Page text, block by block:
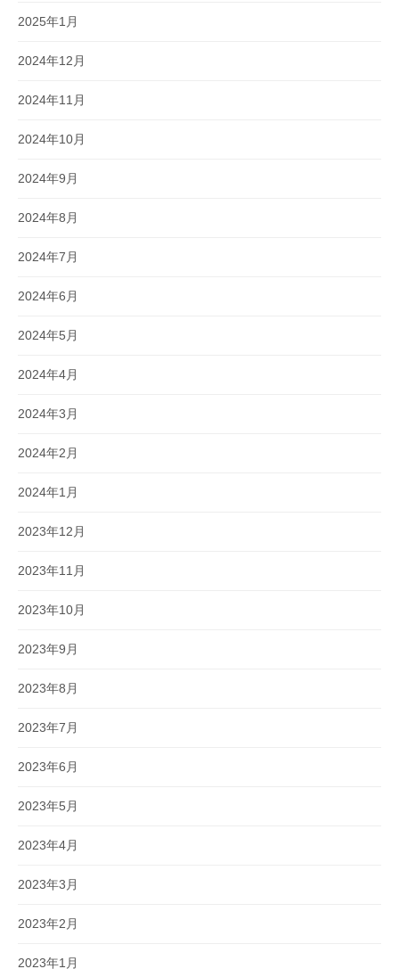
2025年1月
2024年12月
2024年11月
2024年10月
2024年9月
2024年8月
2024年7月
2024年6月
2024年5月
2024年4月
2024年3月
2024年2月
2024年1月
2023年12月
2023年11月
2023年10月
2023年9月
2023年8月
2023年7月
2023年6月
2023年5月
2023年4月
2023年3月
2023年2月
2023年1月